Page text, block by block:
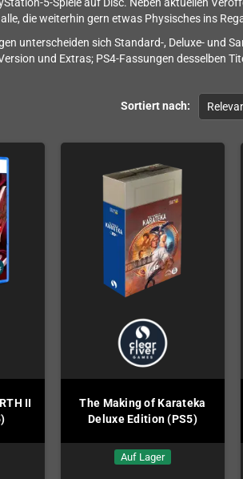
5-Spiele auf Disc. Neben aktuellen
die weiterhin gern etwas Physisches ins
unterscheiden sich Standard-, Deluxe- und
und Extras; PS4-Fassungen desselben
Sortiert nach:
II
The Making of Karateka
Deluxe Edition (PS5)
Auf Lager